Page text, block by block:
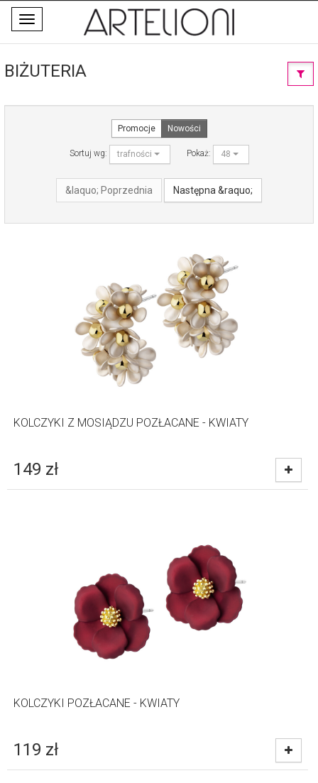
Toggle
navigation
BIŻUTERIA
Promocje Nowości
Sortuj wg: trafności Pokaż: 48
&laquo; Poprzednia Następna &raquo;
KOLCZYKI Z MOSIĄDZU POZŁACANE - KWIATY
149 zł
KOLCZYKI POZŁACANE - KWIATY
119 zł